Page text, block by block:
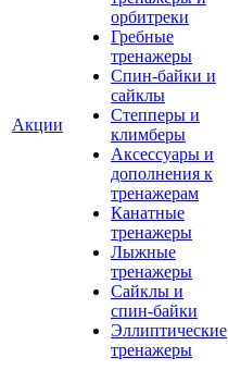
Акции
орбитреки
Гребные
тренажеры
Спин-байки и
сайклы
Степперы и
климберы
Аксессуары и
дополнения к
тренажерам
Канатные
тренажеры
Лыжные
тренажеры
Сайклы и
спин-байки
Эллиптические
тренажеры